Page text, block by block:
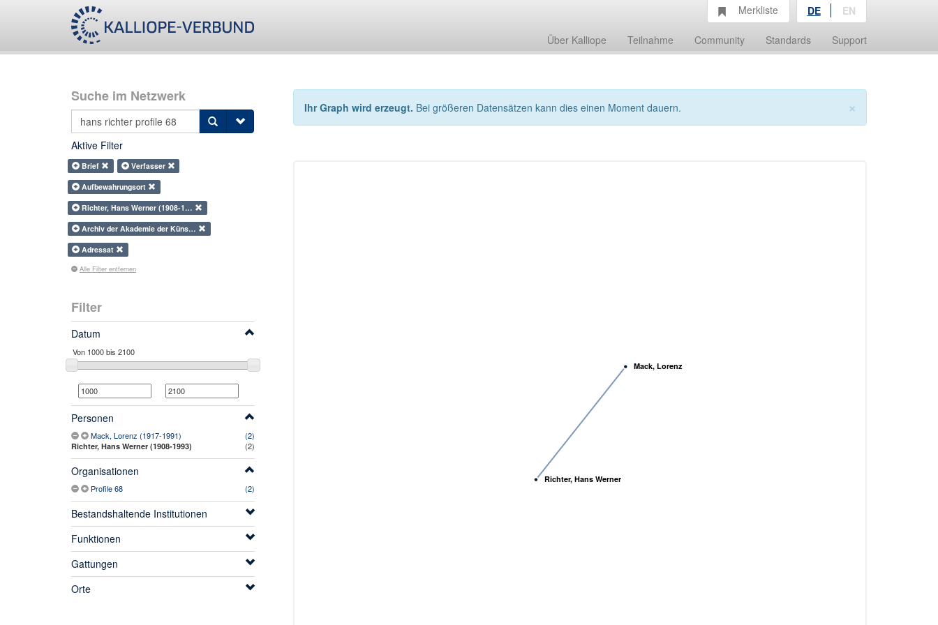
Über Kalliope Teilnahme Community Standards Support
Merkliste DE EN
Suche im Netzwerk
Aktive Filter
Brief
Verfasser
Aufbewahrungsort
Richter, Hans Werner (1908-1…
Archiv der Akademie der Küns…
Adressat
Alle Filter entfernen
Filter
Datum
Personen
Mack, Lorenz (1917-1991) (2)
Richter, Hans Werner (1908-1993) (2)
Organisationen
Profile 68 (2)
Bestandshaltende Institutionen
Funktionen
Gattungen
Orte
×
Ihr Graph wird erzeugt. Bei größeren Datensätzen kann dies einen Moment dauern.
Mack, Lorenz
Richter, Hans Werner